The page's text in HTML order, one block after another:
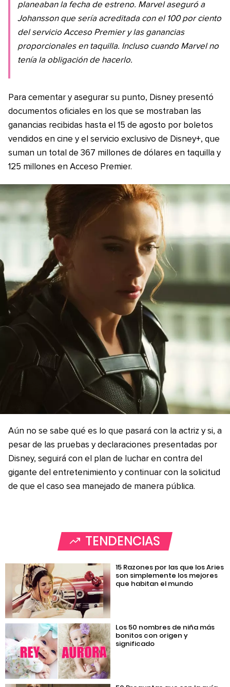
planeaban la fecha de estreno. Marvel aseguró a
Johansson que sería acreditada con el 100 por ciento
del servicio Acceso Premier y las ganancias
proporcionales en taquilla. Incluso cuando Marvel no
tenía la obligación de hacerlo.
Para cementar y asegurar su punto, Disney presentó
documentos oficiales en los que se mostraban las
ganancias recibidas hasta el 15 de agosto por boletos
vendidos en cine y el servicio exclusivo de Disney+, que
suman un total de 367 millones de dólares en taquilla y
125 millones en Acceso Premier.
Aún no se sabe qué es lo que pasará con la actriz y si, a
pesar de las pruebas y declaraciones presentadas por
Disney, seguirá con el plan de luchar en contra del
gigante del entretenimiento y continuar con la solicitud
de que el caso sea manejado de manera pública.
TENDENCIAS
15 Razones por las que los Aries
son simplemente los mejores
que habitan el mundo
Los 50 nombres de niña más
bonitos con origen y
significado